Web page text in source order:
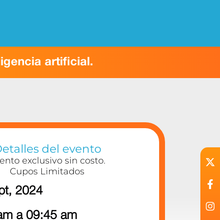
artificial.
del evento
exclusivo sin costo.
Cupos Limitados
2024
a 09:45 am